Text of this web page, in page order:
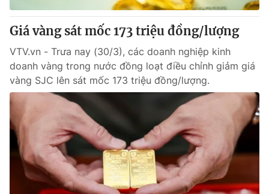
Giá vàng sát mốc 173 triệu đồng/lượng
VTV.vn - Trưa nay (30/3), các doanh nghiệp kinh
doanh vàng trong nước đồng loạt điều chỉnh giảm giá
vàng SJC lên sát mốc 173 triệu đồng/lượng.